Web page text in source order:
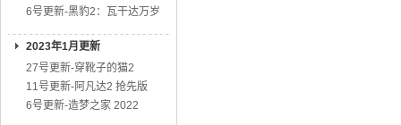
6号更新-黑豹2：瓦干达万岁
2023年1月更新
27号更新-穿靴子的猫2
11号更新-阿凡达2 抢先版
6号更新-造梦之家 2022